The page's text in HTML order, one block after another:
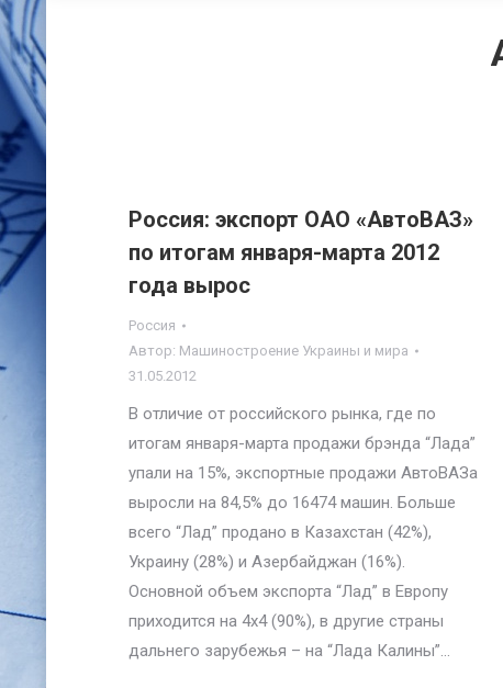
Россия: экспорт ОАО «АвтоВАЗ»
по итогам января-марта 2012
года вырос
Россия
Автор: Машиностроение Украины и мира
31.05.2012
В отличие от российского рынка, где по
итогам января-марта продажи брэнда “Лада”
упали на 15%, экспортные продажи АвтоВАЗа
выросли на 84,5% до 16474 машин. Больше
всего “Лад” продано в Казахстан (42%),
Украину (28%) и Азербайджан (16%).
Основной объем экспорта “Лад” в Европу
приходится на 4х4 (90%), в другие страны
дальнего зарубежья – на “Лада Калины”…